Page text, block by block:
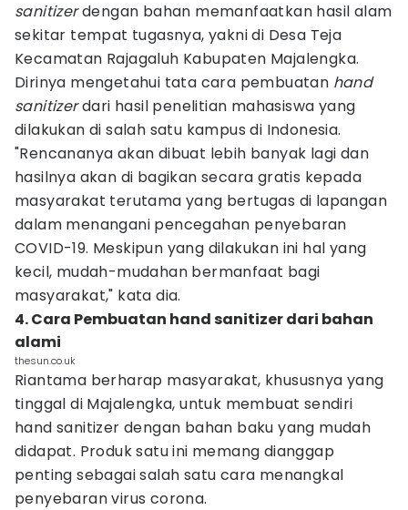
sanitizerdengan bahan memanfaatkan hasil alam
sekitar tempat tugasnya, yakni di Desa Teja
Kecamatan Rajagaluh Kabupaten Majalengka.
Dirinya mengetahui tata cara pembuatan hand
sanitizerdari hasil penelitian mahasiswa yang
dilakukan di salah satu kampus di Indonesia.
"Rencananya akan dibuat lebih banyak lagi dan
hasilnya akan di bagikan secara gratis kepada
masyarakat terutama yang bertugas di lapangan
dalam menangani pencegahan penyebaran
COVID-19. Meskipun yang dilakukan ini hal yang
kecil, mudah-mudahan bermanfaat bagi
masyarakat," kata dia.
4. Cara Pembuatan hand sanitizer dari bahan
alami
thesun.co.uk
Riantama berharap masyarakat, khususnya yang
tinggal di Majalengka, untuk membuat sendiri
hand sanitizer dengan bahan baku yang mudah
didapat. Produk satu ini memang dianggap
penting sebagai salah satu cara menangkal
penyebaran virus corona.